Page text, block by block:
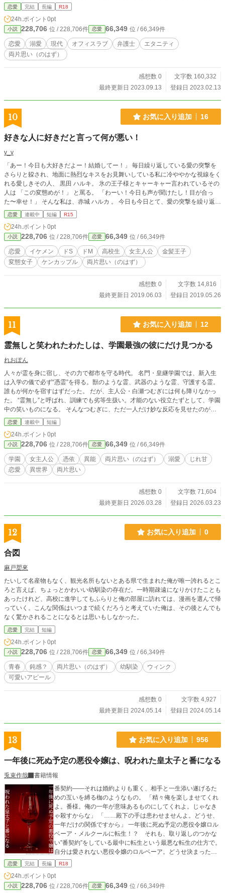
った。 杏沙子は振られたばかりだというのに……優しくて、
区役所を辞めた杏沙子は瀬山の法律事務所で働かせてもら
う。しかし、親切にしてくれた瀬山は仮の姿と思えるほど
に、口が悪く、人使いも荒くて──!? 敏腕弁護士の瀬山と新入
り事務員の恋愛攻防戦、開幕！ ﾟ ✽.｡.:*・ﾟ ✽.｡.:*・ﾟ ✽.｡.:*・ﾟ
どんなにはぐらかされても、冷たくされても、先生じゃなき
っ気のない振りをして、 形勢逆転のキスは反則でしょ
恋愛 完結 長編 R18
24h.ポイント 0pt
小説 228,706 位 / 228,706件 恋愛 66,349 位 / 66,349件
恋愛 溺愛 現代 オフィスラブ 弁護士
エタニティ
両片思い（のはず）
感想数 0
文字数 160,332
最終更新日 2023.09.13
登録日 2023.02.13
10 お気に入り追加 16
好きな人に好きだと言って何が悪い！
v_v
「あー！今日も大好きだよー！結婚してー！」 毎日繰り返している愛の突撃を
さらりと躱され、地面に熱烈なキスをお見舞いしている私に冷ややかな視線をく
れる愛しきその人、 黒田 ハルキ。 氷の王子様とキャーキャー言われているその
人は 「この変態めが！」 と罵る。 「わーい！今日も声が聞けたし！目が合っ
た〜幸せ！」 そんな私は、赤城 ハルカ 。 今日も今日とて、愛の突撃を繰り返す
見切り発車 生温かい目でみといてください。 R15は保険です。 なろうと同時掲
載
恋愛 連載中 短編 R15
24h.ポイント 0pt
小説 228,706 位 / 228,706件 恋愛 66,349 位 / 66,349件
恋愛 イケメン ドS ドM 高校生 女主人公
金髪王子
変態女子
ケンカップル 両片思い（のはず）
感想数 0
文字数 14,816
最終更新日 2019.06.03
登録日 2019.05.26
11 お気に入り追加 12
霊無しと笑われたわたしは、学園最強の彼にだけ見つかる
れおぽん
人々が霊を身に宿し、その力で都市を守る時代。 名門・皇継学園では、新入生
は入学の儀で必ず“憑霊”を得る。獣のような霊、武器のような霊、守護する霊。
誰もが何かを宿すはずだった。 だが、主人公・白瀬つむぎには何も降りなかっ
た。 “霊無し”と呼ばれ、訓練でも劣等生扱い。才能のない役立たずとして、学園
中の笑いものになる。 そんなつむぎに、ただ一人だけ妙な反応を見せたのが、
学園最強の二年生 九条れん だった。 彼は初対面のつむぎを見た瞬間、顔色を変
えて言う。 「……おまえ、本当に何もいないのか。じゃあ、いま俺を睨んだ“あ
れ”は何だ」 誰にも見えない。 誰にも感じられない。 けれど、つむぎの内には
確かに“何か”がいた。 彼女に宿っていたのは、霊ではない。 霊たちの上に立
つ、あまりにも格が高すぎる存在。 人が知覚できる形すら持たない、古き絶対
神だった。 つむぎの力は最初、何ひとつ戦えない。 けれど彼女がそばにいるだ
けで、暴走する霊は静まり、歪んだ契約はほどけ、隠された本性が暴かれてい
る。 恋を知ったとき、見えなかった神は、ついにその姿を世界へ落とす。
恋愛 連載中 短編
24h.ポイント 0pt
小説 228,706 位 / 228,706件 恋愛 66,349 位 / 66,349件
学園 女主人公 憑依 異能 両片思い（のはず） 溺愛
じれ甘
恋愛
異世界 両片思い
感想数 0
文字数 71,604
最終更新日 2026.03.28
登録日 2026.03.23
12 お気に入り追加 0
合図
麻戸槊來
たいして名産物もなく、観光名所もないとある県で生まれた俺が唯一誇れるとこ
ろと言えば、ちょっとかわいい幼馴染の存在だ。一時期疎遠になりかけたことも
あったけれど、高校に進学してもふらりと俺の部屋に訪れては、漫画を選んで帰
っていく。こんな関係はいつまで続くだろうと考えていた俺は、その後とんでも
なく驚かされることになるとは思いもしなかった。
恋愛 完結 短編
24h.ポイント 0pt
小説 228,706 位 / 228,706件 恋愛 66,349 位 / 66,349件
青春 鈍感？ 両片思い（のはず） 幼馴染
ウィンク
可愛いアピール
感想数 0
文字数 4,927
最終更新日 2024.05.14
登録日 2024.05.14
13 お気に入り追加 956
一年後に死ぬ予定の悪役令嬢は、呪われた皇太子と番になる
兎束作哉
書籍情報
番契約――それは婚約よりも重く、相手と一生添い遂げるた
めの互いを縛る枷のようなもの。 「精々俺を楽しませてくれ
よ。番様。俺の一年が意味あるものにしてくれよ。じゃなき
ゃ殺すからな」 「……殿下の手は患わせませんよ。どうせ、
一年だけの関係ですから」 一年後に死ぬ予定の悪役令嬢ロル
ベーア・メルクールに転生！？ それも、取り返しのつかな
い”番契約”をしている最中に転生という最悪な転生の仕方で。
自分は愛されない悪役令嬢のロルベーア。どうせ決まったバ
ッドエンドなら残り一年、自由に生きたい――！ そう思っ
テオリートに興味を持たれてしまう。 殿下は、これまで一年
もたたず番を殺してきた生粋の女嫌い、人間不信……のはず
恋愛 完結 長編 R18
24h.ポイント 0pt
小説 228,706 位 / 228,706件 恋愛 66,349 位 / 66,349件